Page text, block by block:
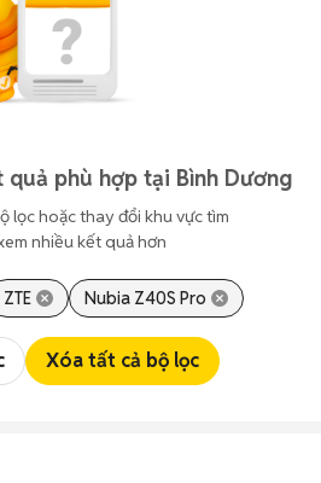
phù hợp tại Bình Dương
lọc hoặc thay đổi khu vực tìm
nhiều kết quả hơn
ZTE Nubia Z40S Pro
Xóa tất cả bộ lọc